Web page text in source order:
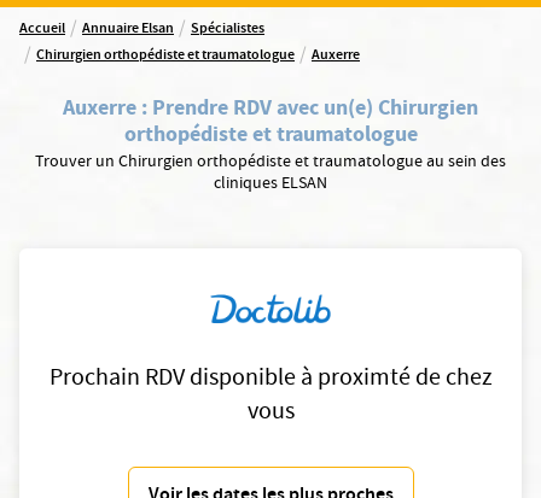
Accueil / Annuaire Elsan / Spécialistes
/ Chirurgien orthopédiste et traumatologue / Auxerre
Auxerre : Prendre RDV avec un(e) Chirurgien
orthopédiste et traumatologue
Trouver un Chirurgien orthopédiste et traumatologue au sein des
cliniques ELSAN
Prochain RDV disponible à proximté de chez
vous